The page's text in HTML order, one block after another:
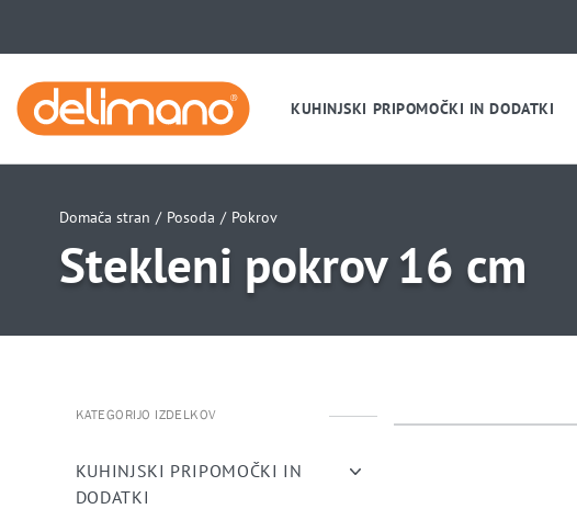
KUHINJSKI PRIPOMOČKI IN DODATKI
Domača stran / Posoda / Pokrov
Stekleni pokrov 16 cm
KATEGORIJO IZDELKOV
KUHINJSKI PRIPOMOČKI IN
DODATKI
uwu
uwu